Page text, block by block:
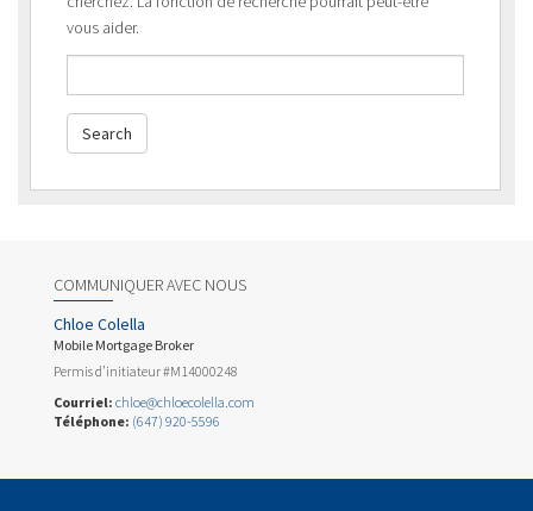
vous aider.
COMMUNIQUER AVEC NOUS
Chloe Colella
Mobile Mortgage Broker
Permis d’initiateur #M14000248
Courriel: chloe@chloecolella.com
Téléphone: (647) 920-5596